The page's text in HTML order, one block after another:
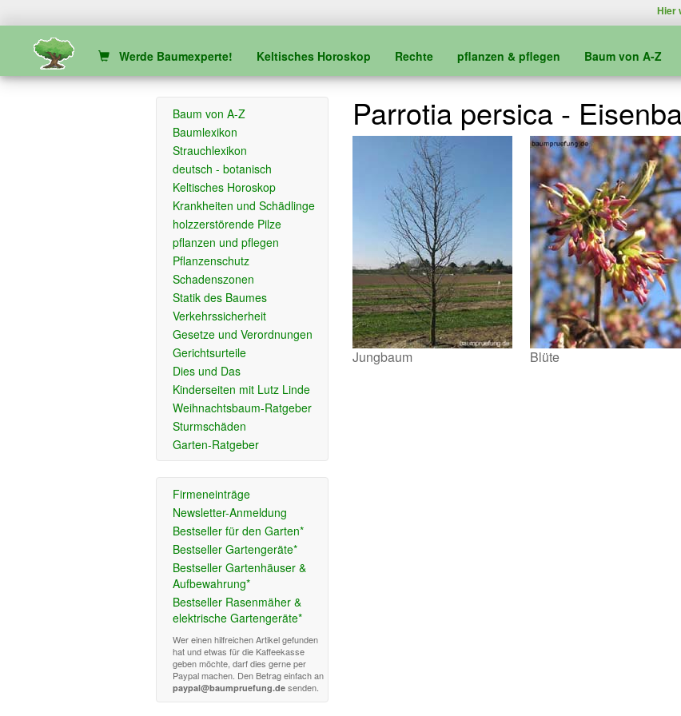
Hier
Werde Baumexperte! Keltisches Horoskop Rechte pflanzen & pflegen Baum von A-Z
Baum von A-Z
Baumlexikon
Strauchlexikon
deutsch - botanisch
Keltisches Horoskop
Krankheiten und Schädlinge
holzzerstörende Pilze
pflanzen und pflegen
Pflanzenschutz
Schadenszonen
Statik des Baumes
Verkehrssicherheit
Gesetze und Verordnungen
Gerichtsurteile
Dies und Das
Kinderseiten mit Lutz Linde
Weihnachtsbaum-Ratgeber
Sturmschäden
Garten-Ratgeber
Firmeneinträge
Newsletter-Anmeldung
Bestseller für den Garten*
Bestseller Gartengeräte*
Bestseller Gartenhäuser &
Aufbewahrung*
Bestseller Rasenmäher &
elektrische Gartengeräte*
Wer einen hilfreichen Artikel gefunden
hat und etwas für die Kaffeekasse
geben möchte, darf dies gerne per
Paypal machen. Den Betrag einfach an
paypal@baumpruefung.de senden.
Parrotia persica -
Jungbaum Blüte